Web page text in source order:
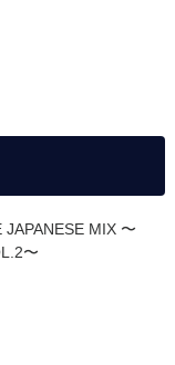
MIX 〜
〜